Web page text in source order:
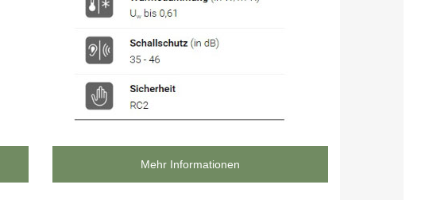
Mehr Informationen